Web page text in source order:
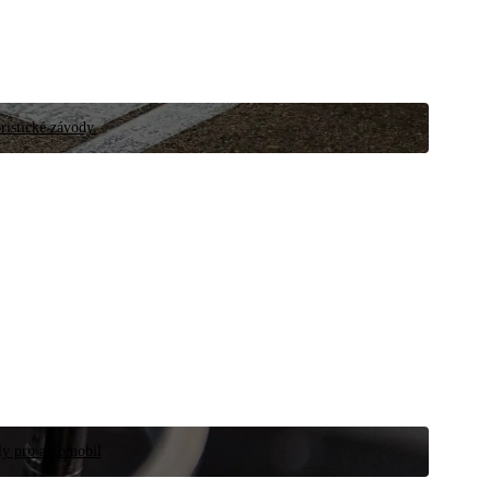
závody.
pro automobil